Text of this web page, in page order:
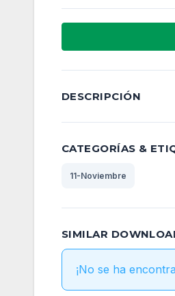
DESCRIPCIÓN
CATEGORÍAS &
11-Noviembre
SIMILAR
¡No se ha